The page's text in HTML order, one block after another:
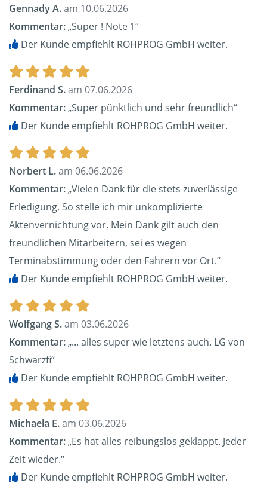
Gennady A.am 10.06.2026
Kommentar:„Super ! Note 1“
Der Kunde empfiehlt ROHPROG GmbH weiter.
Ferdinand S.am 07.06.2026
Kommentar:„Super pünktlich und sehr freundlich“
Der Kunde empfiehlt ROHPROG GmbH weiter.
Norbert L.am 06.06.2026
Kommentar:„Vielen Dank für die stets zuverlässige
Erledigung. So stelle ich mir unkomplizierte
Aktenvernichtung vor. Mein Dank gilt auch den
freundlichen Mitarbeitern, sei es wegen
Terminabstimmung oder den Fahrern vor Ort.“
Der Kunde empfiehlt ROHPROG GmbH weiter.
Wolfgang S.am 03.06.2026
Kommentar:„... alles super wie letztens auch. LG von
Schwarzfi“
Der Kunde empfiehlt ROHPROG GmbH weiter.
Michaela E.am 03.06.2026
Kommentar:„Es hat alles reibungslos geklappt. Jeder
Zeit wieder.“
Der Kunde empfiehlt ROHPROG GmbH weiter.